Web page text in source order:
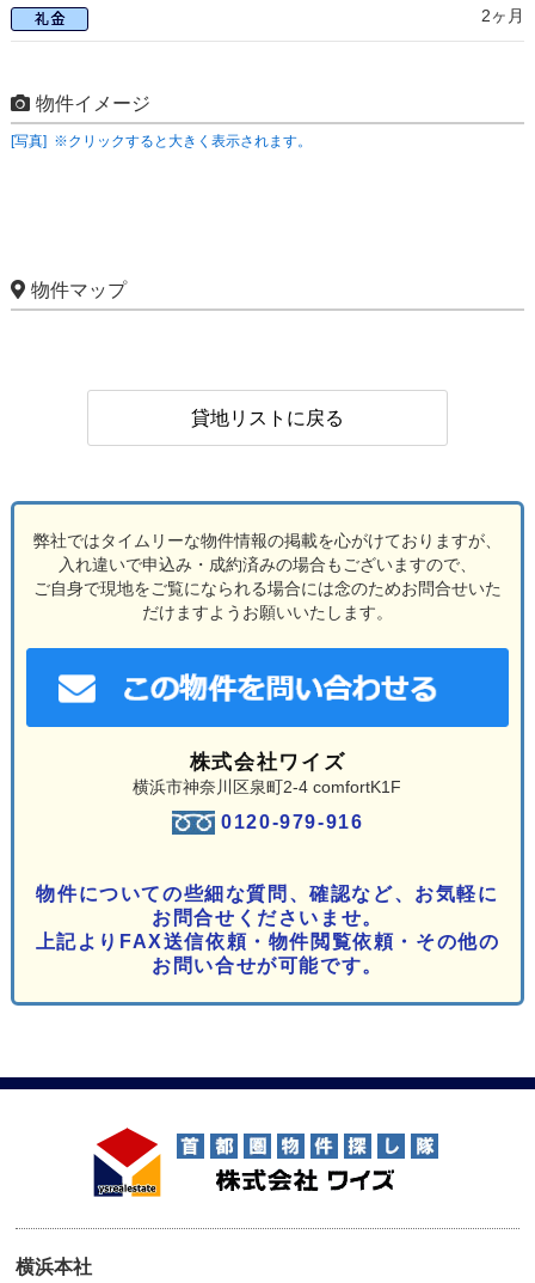
2ヶ月
物件イメージ
[写真] ※クリックすると大きく表示されます。
物件マップ
貸地リストに戻る
弊社ではタイムリーな物件情報の掲載を心がけておりますが、
入れ違いで申込み・成約済みの場合もございますので、
ご自身で現地をご覧になられる場合には念のためお問合せいた
だけますようお願いいたします。
株式会社ワイズ
横浜市神奈川区泉町2-4 comfortK1F
0120-979-916
物件についての些細な質問、確認など、お気軽に
お問合せくださいませ。
上記よりFAX送信依頼・物件閲覧依頼・その他の
お問い合せが可能です。
横浜本社